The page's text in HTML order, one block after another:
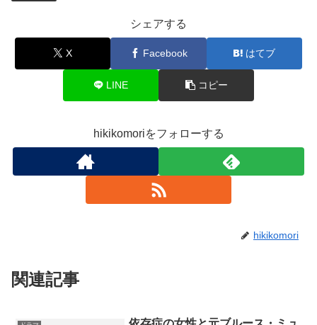
シェアする
X Facebook はてブ
LINE コピー
hikikomoriをフォローする
hikikomori
関連記事